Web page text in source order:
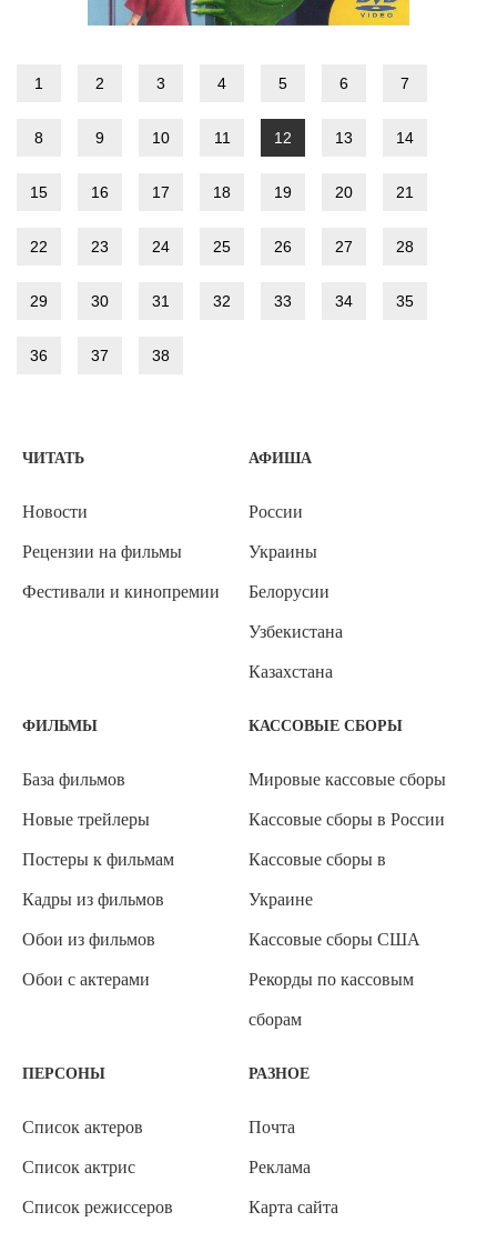
1 2 3 4 5 6 7
8 9 10 11 12 13 14
15 16 17 18 19 20 21
22 23 24 25 26 27 28
29 30 31 32 33 34 35
36 37 38
ЧИТАТЬ
Новости
Рецензии на фильмы
Фестивали и кинопремии
АФИША
России
Украины
Белорусии
Узбекистана
Казахстана
ФИЛЬМЫ
База фильмов
Новые трейлеры
Постеры к фильмам
Кадры из фильмов
Обои из фильмов
Обои с актерами
КАССОВЫЕ СБОРЫ
Мировые кассовые сборы
Кассовые сборы в России
Кассовые сборы в
Украине
Кассовые сборы США
Рекорды по кассовым
сборам
ПЕРСОНЫ
Список актеров
Список актрис
Список режиссеров
РАЗНОЕ
Почта
Реклама
Карта сайта